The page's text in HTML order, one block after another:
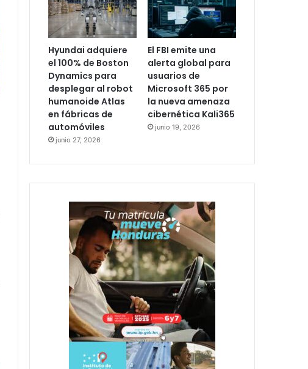
Hyundai adquiere
el 100% de Boston
Dynamics para
desplegar al robot
humanoide Atlas
en fábricas de
automóviles
junio 27, 2026
El FBI emite una
alerta global para
usuarios de
Microsoft 365 por
la nueva amenaza
cibernética Kali365
junio 19, 2026